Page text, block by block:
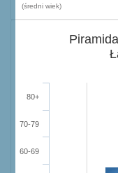
(średni wiek)
60-69
70-79
80+